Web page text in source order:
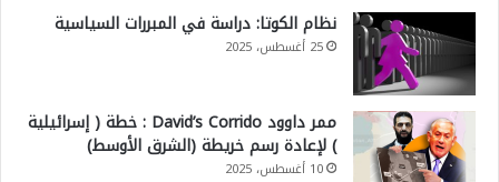
نظام الكوتا: دراسة في المبررات السياسية
25 أغسطس، 2025
ممر داوود David’s Corrido : خطة ( إسرائيلية
) لإعادة رسم خريطة (الشرق الأوسط)
10 أغسطس، 2025